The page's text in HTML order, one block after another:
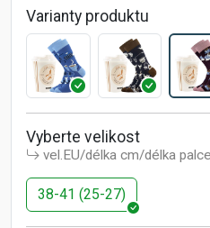
Varianty produktu
Vyberte velikost
vel.EU/délka cm/délka palce
38-41 (25-27)